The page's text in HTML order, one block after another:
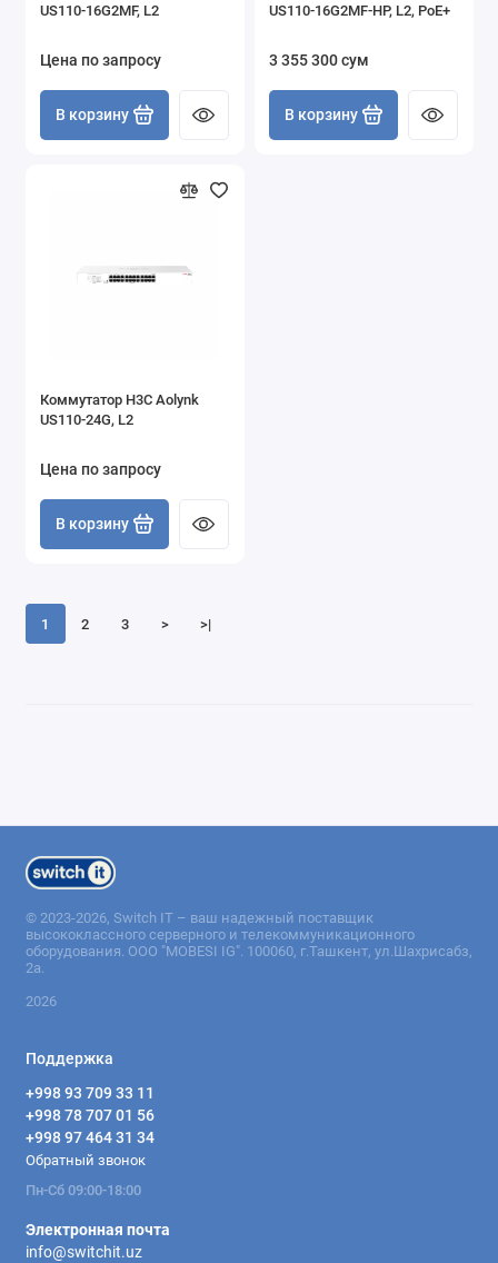
US110-16G2MF, L2
Цена по запросу
В корзину
US110-16G2MF-HP, L2, PoE+
3 355 300 сум
В корзину
Коммутатор H3C Aolynk
US110-24G, L2
Цена по запросу
В корзину
1 2 3 > >|
© 2023-2026, Switch IT – ваш надежный поставщик
высококлассного серверного и телекоммуникационного
оборудования. ООО "MOBESI IG". 100060, г.Ташкент, ул.Шахрисабз,
2а.
2026
Поддержка
+998 93 709 33 11
+998 78 707 01 56
+998 97 464 31 34
Обратный звонок
Пн-Сб 09:00-18:00
Электронная почта
info@switchit.uz